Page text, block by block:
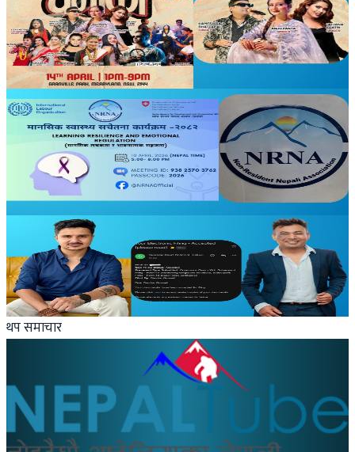
नेपाली नयाँ वर्षको अवसरमा अष्ट्रेलियामा भब्य सांस्कृतिक
कार्यक्रम
२०२६ अप्रिल ९
Australia
एनआरएनए अभियान : प्रवासी नेपाली श्रमिकलाई मानसिक
स्वास्थ्य परामर्श
२०२६ अप्रिल ३
Australia
एनआरएनए अष्ट्रेलियाको फेक सदस्यता प्रकरण
२०२६ मार्च ३०
थप समाचार